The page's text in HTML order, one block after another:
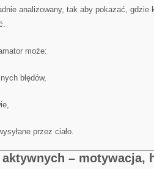
analizowany, tak aby pokazać,
może:
błędów,
przez ciało.
– motywacja,